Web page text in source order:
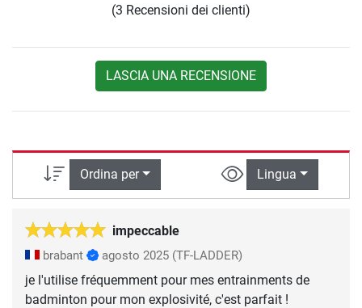
(3 Recensioni dei clienti)
LASCIA UNA RECENSIONE
Ordina per Lingua
impeccable
brabant agosto 2025 (TF-LADDER)
je l'utilise fréquemment pour mes entrainments de
badminton pour mon explosivité, c'est parfait !